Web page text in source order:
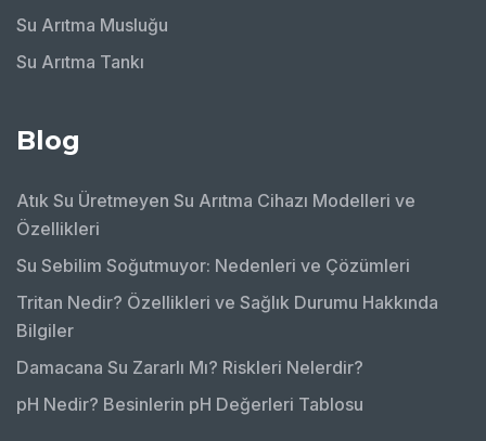
Su Arıtma Musluğu
Su Arıtma Tankı
Blog
Atık Su Üretmeyen Su Arıtma Cihazı Modelleri ve
Özellikleri
Su Sebilim Soğutmuyor: Nedenleri ve Çözümleri
Tritan Nedir? Özellikleri ve Sağlık Durumu Hakkında
Bilgiler
Damacana Su Zararlı Mı? Riskleri Nelerdir?
pH Nedir? Besinlerin pH Değerleri Tablosu